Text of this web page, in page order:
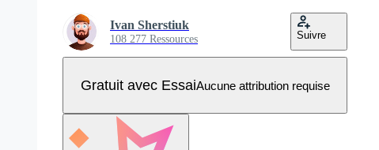
Ivan Sherstiuk
108 277 Ressources Suivre
Gratuit avec EssaiAucune attribution requise